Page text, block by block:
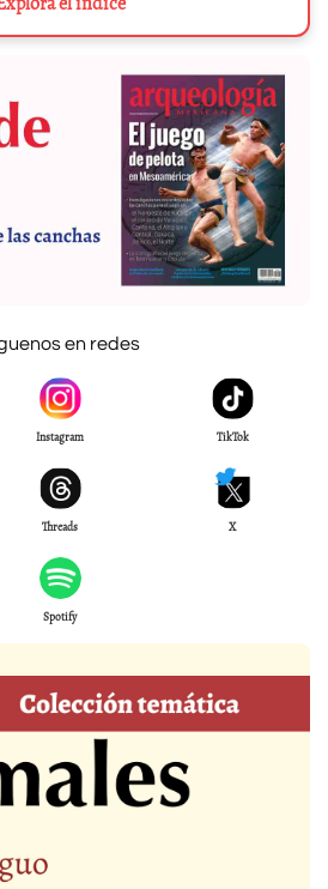
en redes
Instagram TikTok
Threads X
Spotify